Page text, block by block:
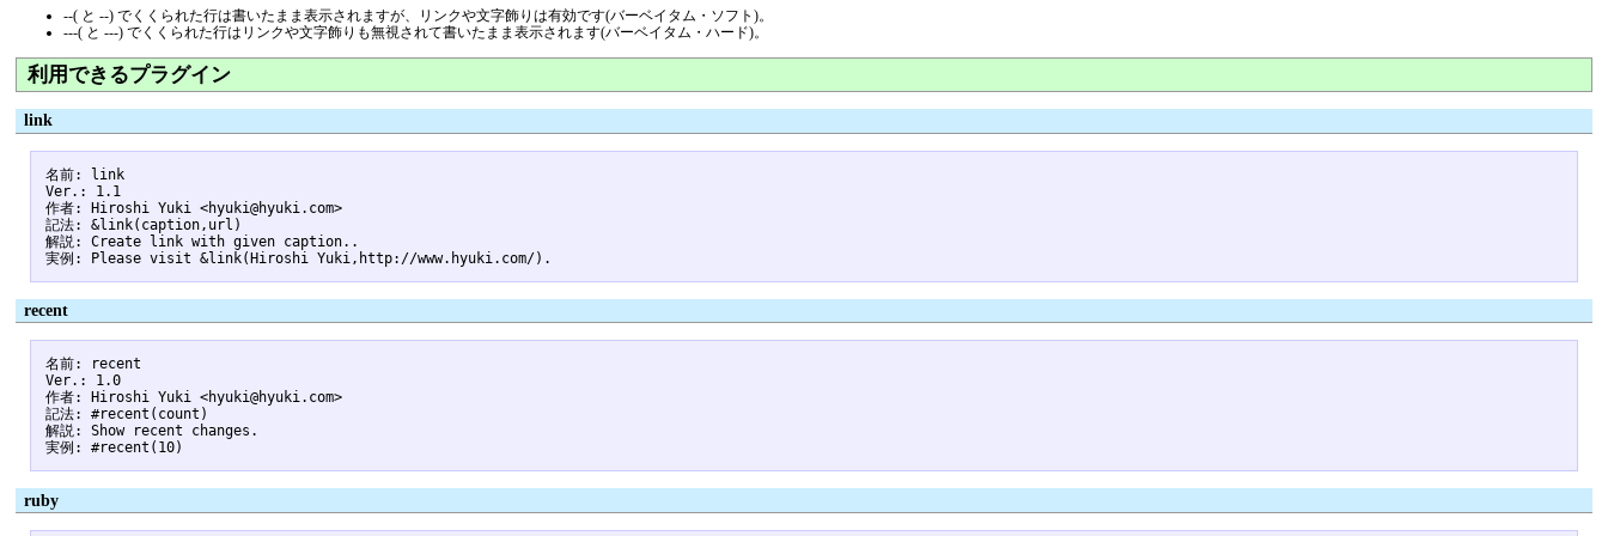
--( と --) でくくられた行は書いたまま表示されますが、リンクや文字飾りは有効です(バーベイタム・ソフト)。
---( と ---) でくくられた行はリンクや文字飾りも無視されて書いたまま表示されます(バーベイタム・ハード)。
利用できるプラグイン
link
名前: link
Ver.: 1.1
作者: Hiroshi Yuki <hyuki@hyuki.com>
記法: &link(caption,url)
解説: Create link with given caption..
recent
名前: recent
Ver.: 1.0
作者: Hiroshi Yuki <hyuki@hyuki.com>
記法: #recent(count)
解説: Show recent changes.
ruby